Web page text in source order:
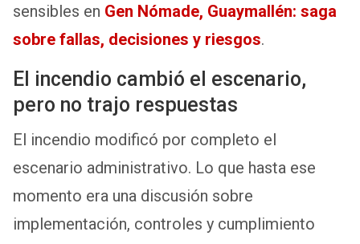
sensibles en Gen Nómade, Guaymallén: saga
sobre fallas, decisiones y riesgos.
El incendio cambió el escenario,
pero no trajo respuestas
El incendio modificó por completo el
escenario administrativo. Lo que hasta ese
momento era una discusión sobre
implementación, controles y cumplimiento